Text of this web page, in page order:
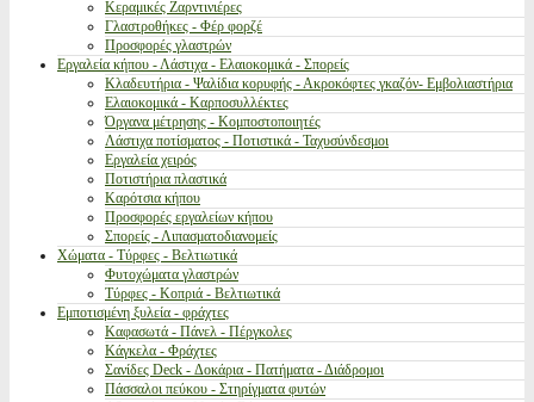
Κεραμικές Ζαρντινιέρες
Γλαστροθήκες - Φέρ φορζέ
Προσφορές γλαστρών
Εργαλεία κήπου - Λάστιχα - Ελαιοκομικά - Σπορείς
Κλαδευτήρια - Ψαλίδια κορυφής - Ακροκόφτες γκαζόν- Εμβολιαστήρια
Ελαιοκομικά - Καρποσυλλέκτες
Όργανα μέτρησης - Κομποστοποιητές
Λάστιχα ποτίσματος - Ποτιστικά - Ταχυσύνδεσμοι
Εργαλεία χειρός
Ποτιστήρια πλαστικά
Καρότσια κήπου
Προσφορές εργαλείων κήπου
Σπορείς - Λιπασματοδιανομείς
Χώματα - Τύρφες - Βελτιωτικά
Φυτοχώματα γλαστρών
Τύρφες - Κοπριά - Βελτιωτικά
Εμποτισμένη ξυλεία - φράχτες
Καφασωτά - Πάνελ - Πέργκολες
Κάγκελα - Φράχτες
Σανίδες Deck - Δοκάρια - Πατήματα - Διάδρομοι
Πάσσαλοι πεύκου - Στηρίγματα φυτών